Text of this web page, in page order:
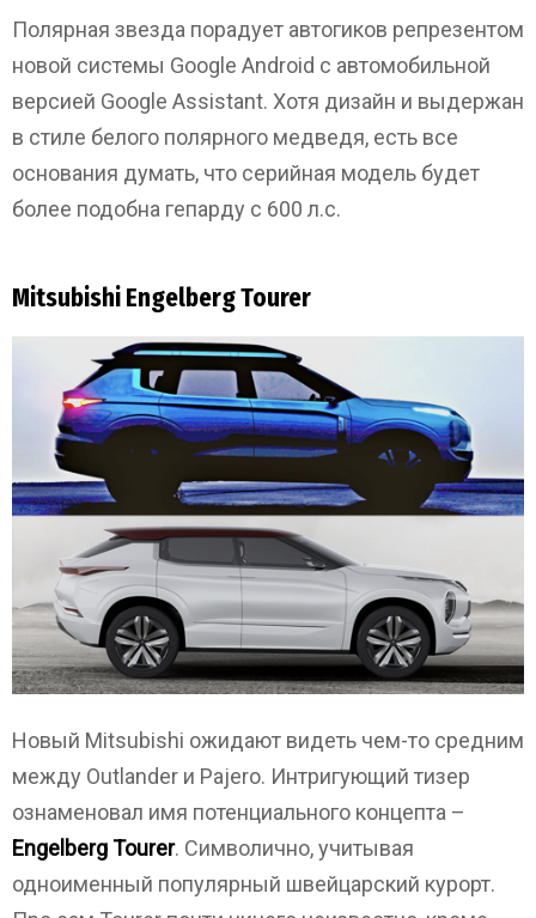
Полярная звезда порадует автогиков репрезентом
новой системы Google Android с автомобильной
версией Google Assistant. Хотя дизайн и выдержан
в стиле белого полярного медведя, есть все
основания думать, что серийная модель будет
более подобна гепарду с 600 л.с.
Mitsubishi Engelberg Tourer
Новый Mitsubishi ожидают видеть чем-то средним
между Outlander и Pajero. Интригующий тизер
ознаменовал имя потенциального концепта –
Engelberg Tourer. Символично, учитывая
одноименный популярный швейцарский курорт.